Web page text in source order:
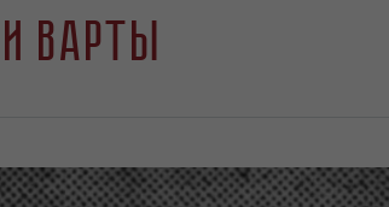
Варты